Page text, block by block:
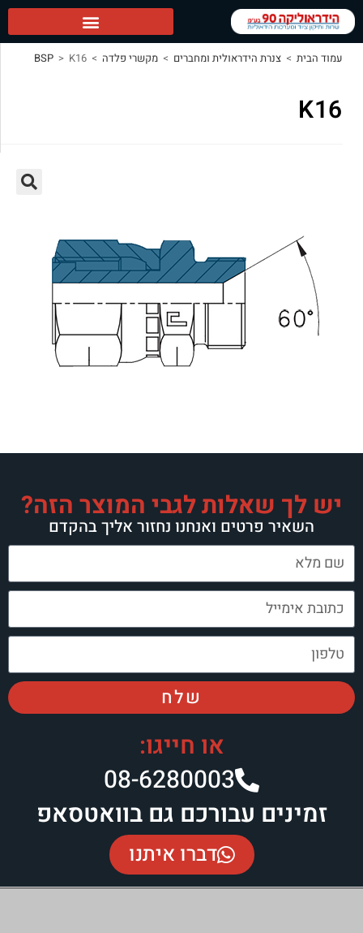
עמוד הבית > צנרת הידראולית ומחברים > מקשרי פלדה >
BSP > K16
K16
יש לך שאלות לגבי המוצר הזה?
השאיר פרטים ואנחנו נחזור אליך בהקדם
שלח
או חייגו:
08-6280003​
זמינים עבורכם גם בוואטסאפ
דברו איתנו